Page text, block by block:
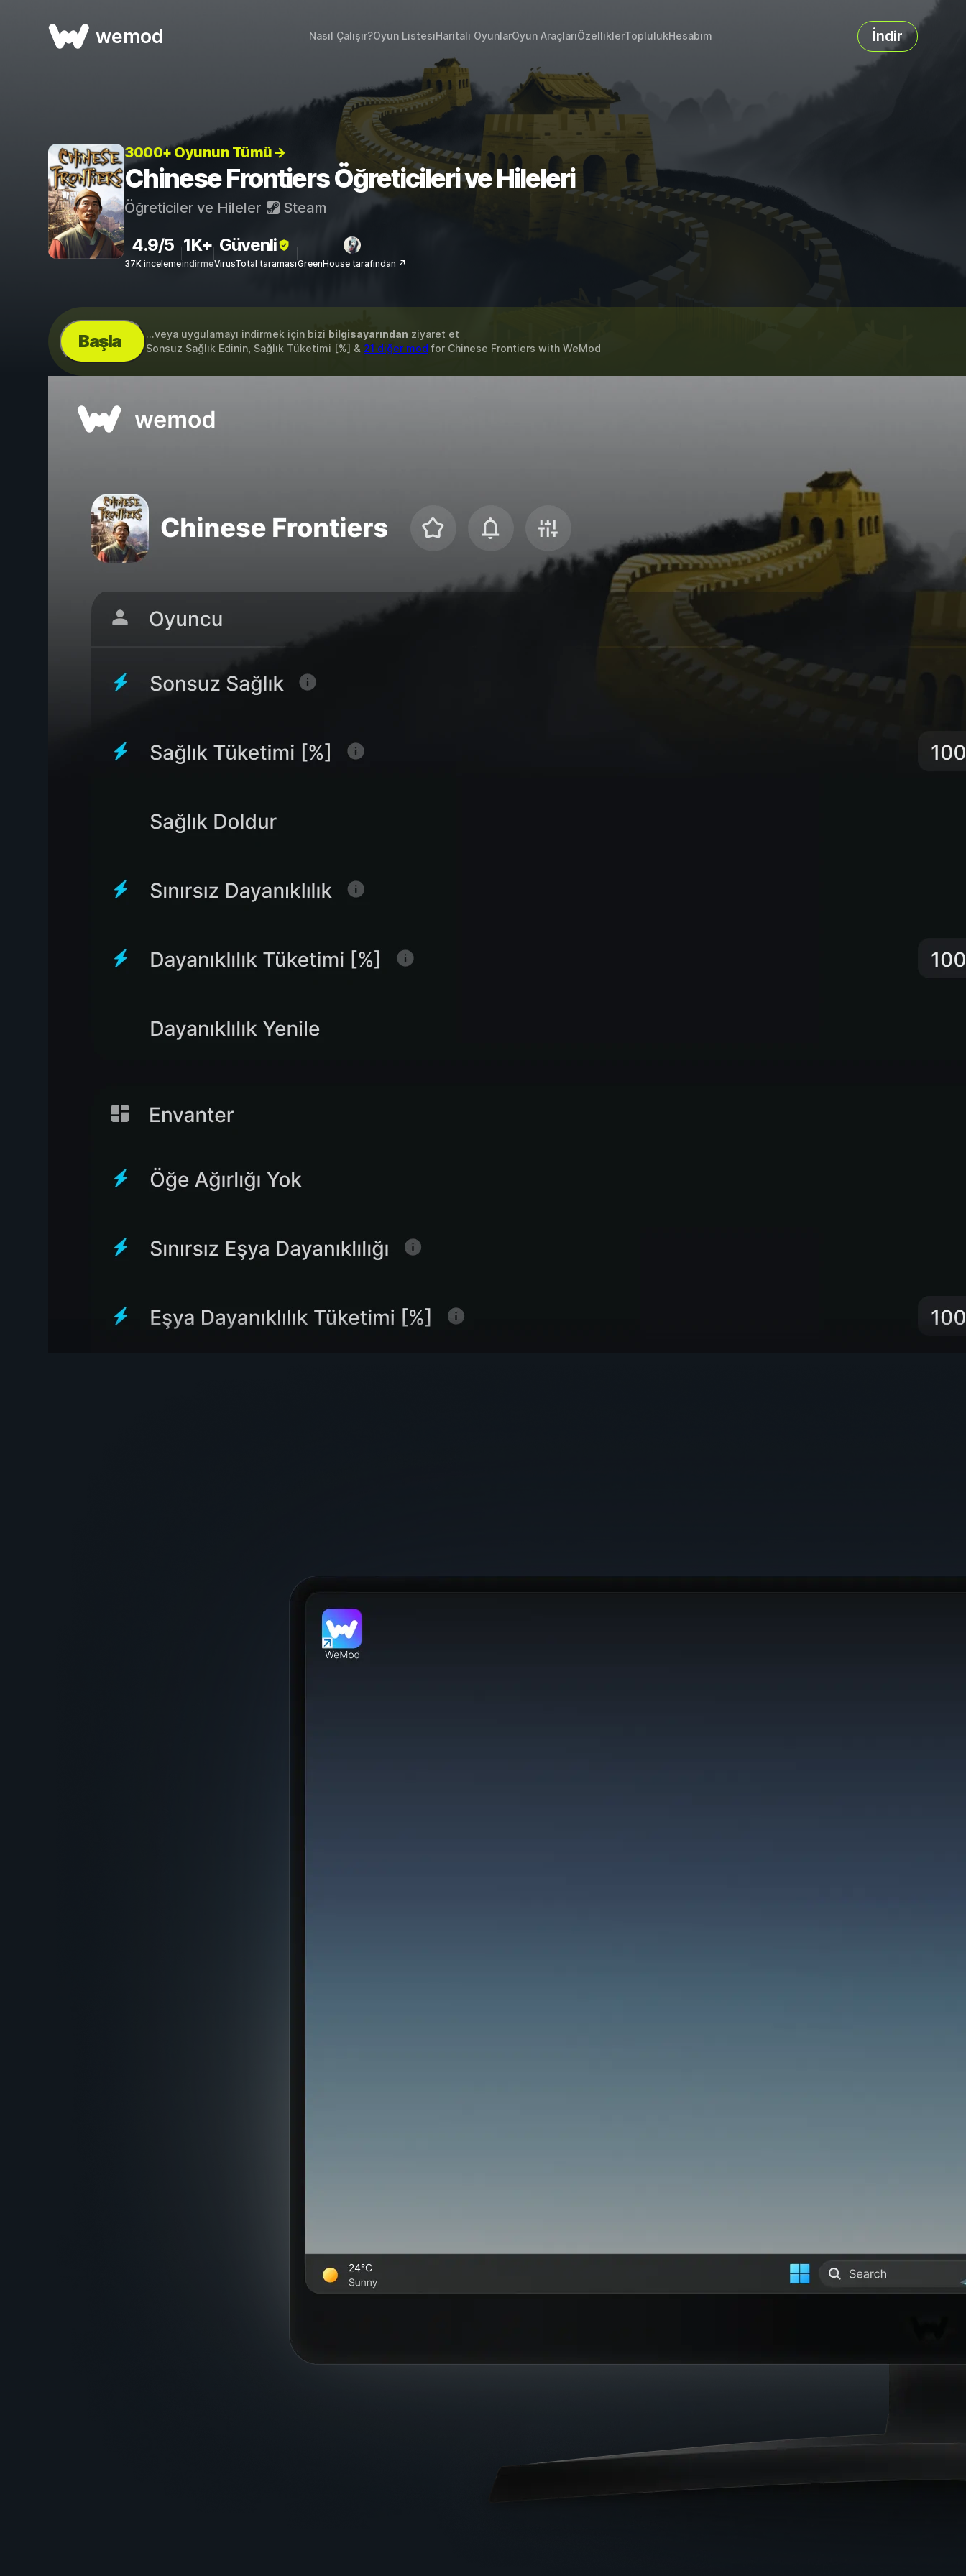
wemod Nasıl Çalışır?Oyun ListesiHaritalı OyunlarOyun AraçlarıÖzelliklerToplulukHesabım İndir
3000+ Oyunun Tümü→
Chinese Frontiers Öğreticileri ve Hileleri
Öğreticiler ve Hileler Steam
4.9/5
37K inceleme
1K+
indirme
Güvenli
VirusTotal taramasıGreenHouse tarafından ↗
Başla ...veya uygulamayı indirmek için bizi bilgisayarından ziyaret et
Sonsuz Sağlık Edinin, Sağlık Tüketimi [%] & 21 diğer mod for Chinese Frontiers with WeMod